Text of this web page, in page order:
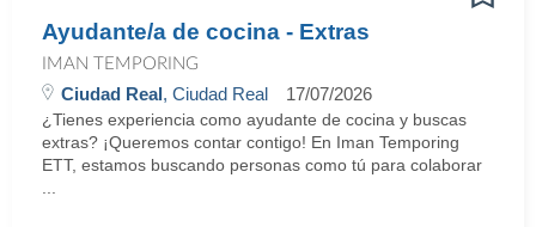
Ayudante/a de cocina - Extras
IMAN TEMPORING
Ciudad Real, Ciudad Real 17/07/2026
¿Tienes experiencia como ayudante de cocina y buscas
extras? ¡Queremos contar contigo! En Iman Temporing
ETT, estamos buscando personas como tú para colaborar